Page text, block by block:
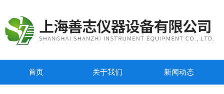
首页 关于我们 新闻动态